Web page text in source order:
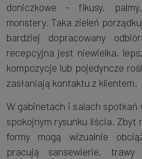
doniczkowe - fikusy,
monstery. Taka zieleń
bardziej dopracowany
recepcyjna jest niewielka,
kompozycje lub pojedyncze
zasłaniają kontaktu z klientem.
W gabinetach i salach spotkań
spokojnym rysunku liścia. Zbyt
formy mogą wizualnie
pracują sansewierie, trawy